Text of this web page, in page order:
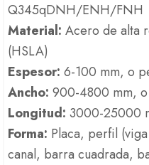
Q345qDNH/ENH/FNH
Material: Acero de alta
(HSLA)
Espesor: 6-100 mm, o
Ancho: 900-4800 mm,
Longitud: 3000-25000
Forma: Placa, perfil
canal, barra cuadrada,